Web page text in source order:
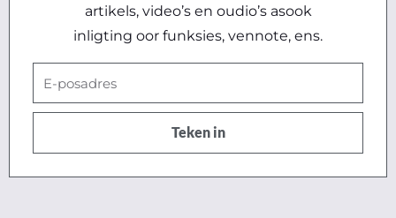
artikels, video’s en oudio’s asook
inligting oor funksies, vennote, ens.
posadres
Teken in